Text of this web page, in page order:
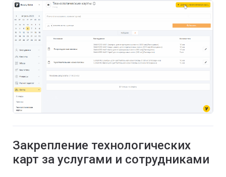
Закрепление технологических
карт за услугами и сотрудниками